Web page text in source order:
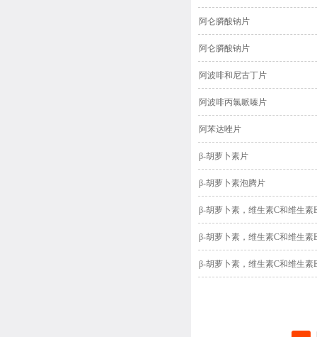
阿仑膦酸钠片
阿仑膦酸钠片
阿波啡和尼古丁片
阿波啡丙氯哌嗪片
阿苯达唑片
β-胡萝卜素片
β-胡萝卜素泡腾片
β-胡萝卜素，维生素C和维生素
β-胡萝卜素，维生素C和维生素
β-胡萝卜素，维生素C和维生素